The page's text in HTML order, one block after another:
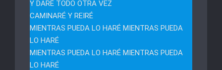
Y DARÉ TODO OTRA VEZ
CAMINARÉ Y REIRÉ
MIENTRAS PUEDA LO HARÉ MIENTRAS PUEDA
LO HARÉ
MIENTRAS PUEDA LO HARÉ MIENTRAS PUEDA
LO HARÉ